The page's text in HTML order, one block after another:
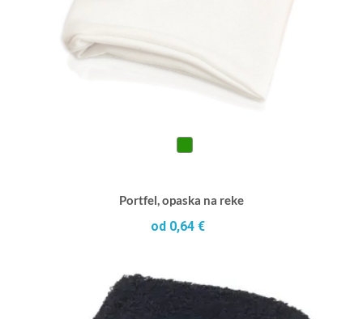
Portfel, opaska na reke
od 0,64 €